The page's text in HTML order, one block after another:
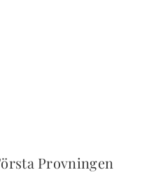
Provningen